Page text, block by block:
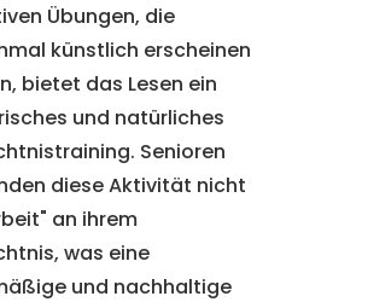
Übungen, die
künstlich erscheinen
bietet das Lesen ein
und natürliches
Senioren
diese Aktivität nicht
an ihrem
was eine
und nachhaltige